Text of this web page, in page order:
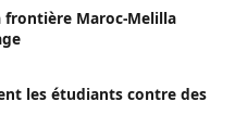
Maroc-Melilla
les étudiants contre des